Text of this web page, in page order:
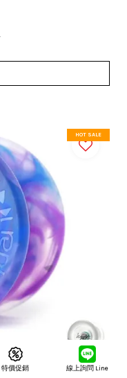
HOT SALE
特價促銷 線上詢問 Line